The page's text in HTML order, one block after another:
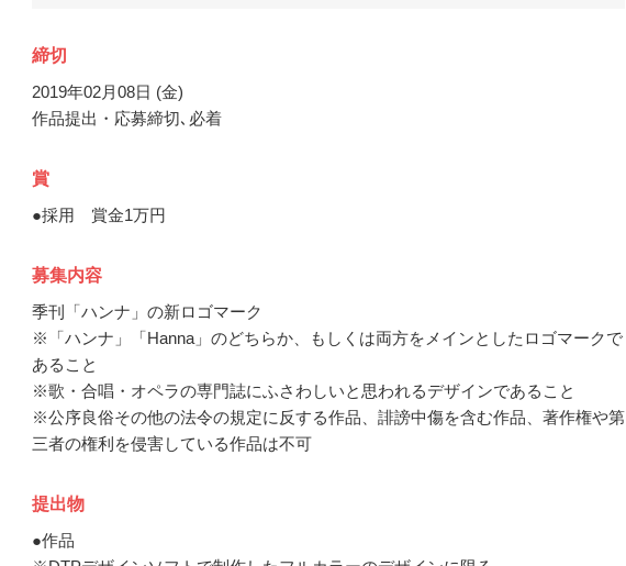
締切
2019年02月08日 (金)
作品提出・応募締切､必着
賞
●採用 賞金1万円
募集内容
季刊「ハンナ」の新ロゴマーク
※「ハンナ」「Hanna」のどちらか、もしくは両方をメインとしたロゴマークで
あること
※歌・合唱・オペラの専門誌にふさわしいと思われるデザインであること
※公序良俗その他の法令の規定に反する作品、誹謗中傷を含む作品、著作権や第
三者の権利を侵害している作品は不可
提出物
●作品